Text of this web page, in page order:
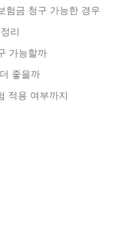
험금 청구 가능한 경우
리
가능할까
좋을까
적용 여부까지